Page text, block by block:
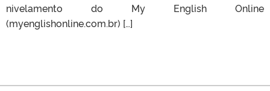
nivelamento do My English Online
(myenglishonline.com.br) […]